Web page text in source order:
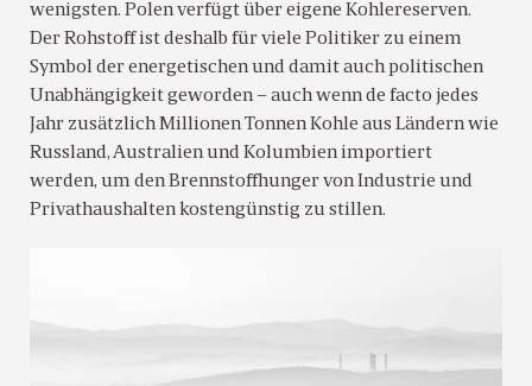
wenigsten. Polen verfügt über eigene Kohlereserven.
Der Rohstoff ist deshalb für viele Politiker zu einem
Symbol der energetischen und damit auch politischen
Unabhängigkeit geworden – auch wenn de facto jedes
Jahr zusätzlich Millionen Tonnen Kohle aus Ländern wie
Russland, Australien und Kolumbien importiert
werden, um den Brennstoffhunger von Industrie und
Privathaushalten kostengünstig zu stillen.